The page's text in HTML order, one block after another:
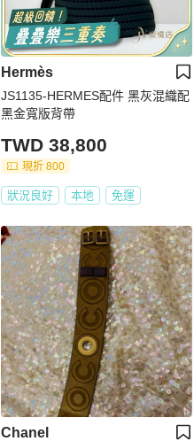
Hermès
JS1135-HERMES配件 黑灰混織配
黑金寬版背帶
TWD 38,800
現折 800
狀況良好 本地 免運
Chanel